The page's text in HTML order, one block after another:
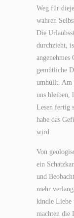
Weg für
wahren
Die
durchzieht,
angenehmes
gemütliche
umhüllt. Am
uns bleiben,
Lesen fertig
habe das
wird.
Von
ein
und
mehr
kindle Liebe
machten die